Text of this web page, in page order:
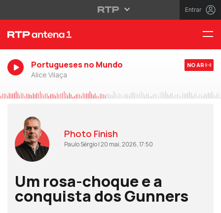
Entrar
Portugueses no Mundo
Alice Vilaça
NO AR
Photo Finish
Paulo Sérgio | 20 mai, 2026, 17:50
Um rosa-choque e a
conquista dos Gunners